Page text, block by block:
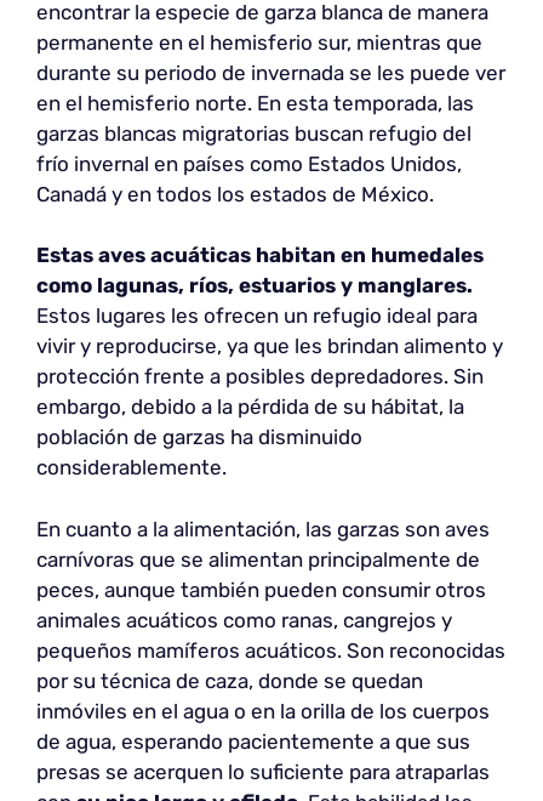
encontrar la especie de garza blanca de manera
permanente en el hemisferio sur, mientras que
durante su periodo de invernada se les puede ver
en el hemisferio norte. En esta temporada, las
garzas blancas migratorias buscan refugio del
frío invernal en países como Estados Unidos,
Canadá y en todos los estados de México.
Estas aves acuáticas habitan en humedales
como lagunas, ríos, estuarios y manglares.
Estos lugares les ofrecen un refugio ideal para
vivir y reproducirse, ya que les brindan alimento y
protección frente a posibles depredadores. Sin
embargo, debido a la pérdida de su hábitat, la
población de garzas ha disminuido
considerablemente.
En cuanto a la alimentación, las garzas son aves
carnívoras que se alimentan principalmente de
peces, aunque también pueden consumir otros
animales acuáticos como ranas, cangrejos y
pequeños mamíferos acuáticos. Son reconocidas
por su técnica de caza, donde se quedan
inmóviles en el agua o en la orilla de los cuerpos
de agua, esperando pacientemente a que sus
presas se acerquen lo suficiente para atraparlas